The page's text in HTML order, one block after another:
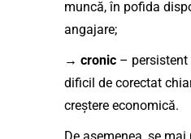
muncă, în pofida
angajare;
→ cronic – persistent
dificil de corectat
creștere economică.
De asemenea, se